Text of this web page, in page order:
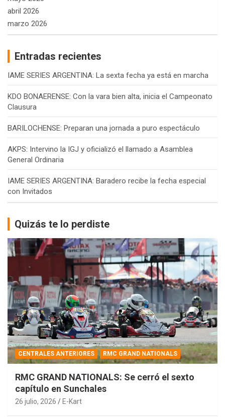
abril 2026
marzo 2026
Entradas recientes
IAME SERIES ARGENTINA: La sexta fecha ya está en marcha
KDO BONAERENSE: Con la vara bien alta, inicia el Campeonato
Clausura
BARILOCHENSE: Preparan una jornada a puro espectáculo
AKPS: Intervino la IGJ y oficializó el llamado a Asamblea
General Ordinaria
IAME SERIES ARGENTINA: Baradero recibe la fecha especial
con Invitados
Quizás te lo perdiste
CENTRALES ANTERIORES RMC GRAND NATIONALS
RMC GRAND NATIONALS: Se cerró el sexto
capítulo en Sunchales
26 julio, 2026 E-Kart